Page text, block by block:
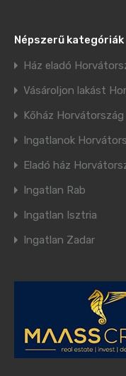
Népszerű kategóriák
Ház eladó
Vásároljon lakást
Kőház Horvátország
Ingatlanok
Eladó ház
Ingatlan Rab
Ingatlan Isztria
Ingatlan Zadar